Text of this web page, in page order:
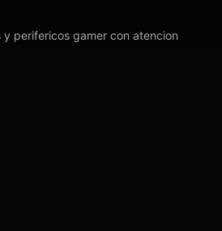
perifericos gamer con atencion